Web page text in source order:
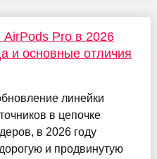
AirPods Pro в 2026
и основные отличия
линейки
в цепочке
в 2026 году
и продвинутую